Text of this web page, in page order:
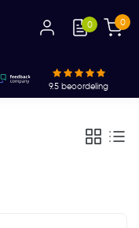
0 0
9.5 beoordeling